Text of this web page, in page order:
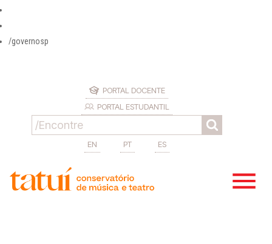
/governosp
PORTAL DOCENTE
PORTAL ESTUDANTIL
EN PT ES